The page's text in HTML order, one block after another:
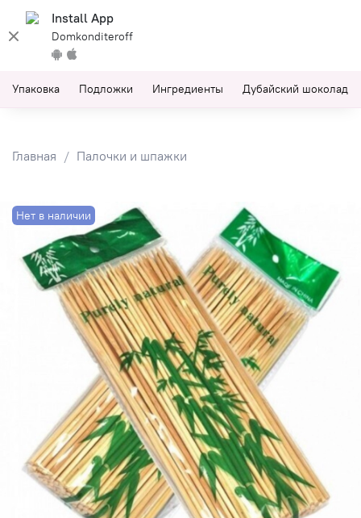
Install App
Domkonditeroff
Упаковка Подложки Ингредиенты Дубайский шоколад
Главная Палочки и шпажки
Нет в наличии